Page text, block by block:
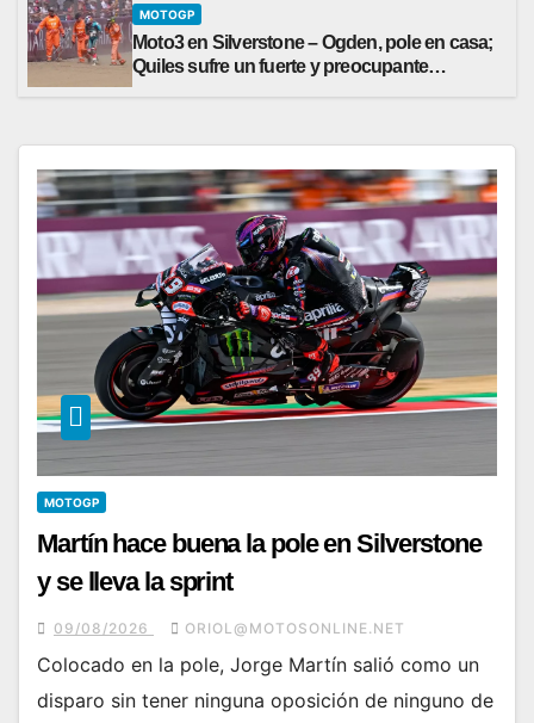
MOTOGP
Moto3 en Silverstone – Ogden, pole en casa;
Quiles sufre un fuerte y preocupante
MOTOGP
Martín hace buena la pole en Silverstone
y se lleva la sprint
09/08/2026 ORIOL@MOTOSONLINE.NET
Colocado en la pole, Jorge Martín salió como un
disparo sin tener ninguna oposición de ninguno de